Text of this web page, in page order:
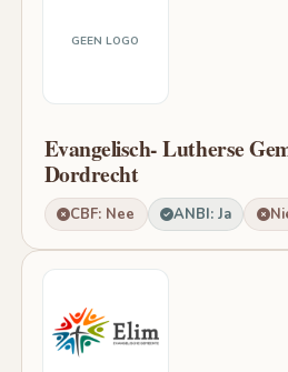
GEEN LOGO
Evangelisch- Lutherse
Dordrecht
CBF: Nee ANBI: Ja